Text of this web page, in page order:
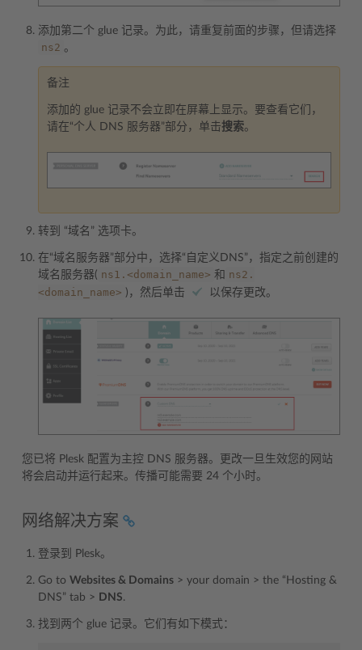
添加第二个 glue 记录。为此，请重复前面的步骤，但请选择
ns2 。
备注
添加的 glue 记录不会立即在屏幕上显示。要查看它们，
请在“个人 DNS 服务器”部分，单击搜索。
转到 “域名” 选项卡。
在“域名服务器”部分中，选择“自定义DNS”，指定之前创建的
域名服务器( ns1.<domain_name> 和 ns2.
<domain_name> )，然后单击 以保存更改。
您已将 Plesk 配置为主控 DNS 服务器。更改一旦生效您的网站
将会启动并运行起来。传播可能需要 24 个小时。
网络解决方案
登录到 Plesk。
Go to Websites & Domains > your domain > the “Hosting &
DNS” tab > DNS.
找到两个 glue 记录。它们有如下模式：